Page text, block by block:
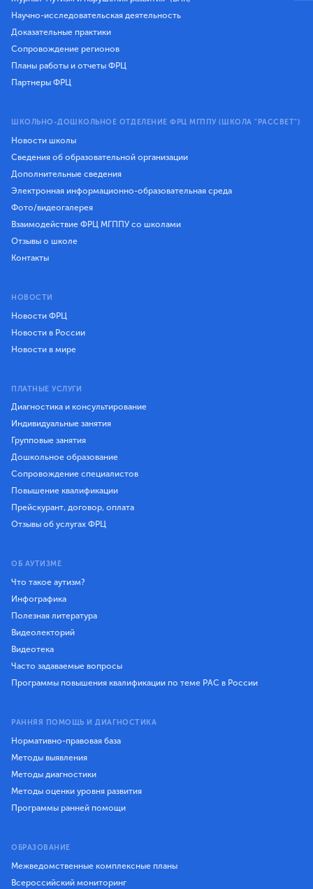
Научно-исследовательская деятельность
Доказательные практики
Сопровождение регионов
Планы работы и отчеты ФРЦ
Партнеры ФРЦ
ШКОЛЬНО-ДОШКОЛЬНОЕ ОТДЕЛЕНИЕ ФРЦ МГППУ (ШКОЛА "РАССВЕТ")
Новости школы
Сведения об образовательной организации
Дополнительные сведения
Электронная информационно-образовательная среда
Фото/видеогалерея
Взаимодействие ФРЦ МГППУ со школами
Отзывы о школе
Контакты
НОВОСТИ
Новости ФРЦ
Новости в России
Новости в мире
ПЛАТНЫЕ УСЛУГИ
Диагностика и консультирование
Индивидуальные занятия
Групповые занятия
Дошкольное образование
Сопровождение специалистов
Повышение квалификации
Прейскурант, договор, оплата
Отзывы об услугах ФРЦ
ОБ АУТИЗМЕ
Что такое аутизм?
Инфографика
Полезная литература
Видеолекторий
Видеотека
Часто задаваемые вопросы
Программы повышения квалификации по теме РАС в России
РАННЯЯ ПОМОЩЬ И ДИАГНОСТИКА
Нормативно-правовая база
Методы выявления
Методы диагностики
Методы оценки уровня развития
Программы ранней помощи
ОБРАЗОВАНИЕ
Межведомственные комплексные планы
Всероссийский мониторинг